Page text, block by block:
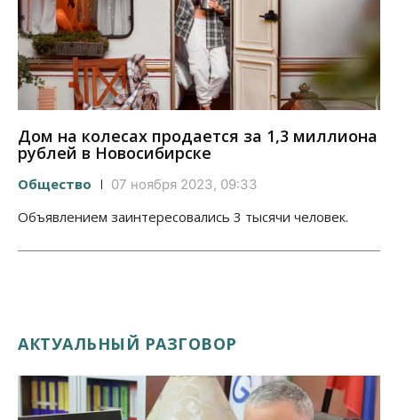
Дом на колесах продается за 1,3 миллиона
рублей в Новосибирске
Общество 07 ноября 2023, 09:33
Объявлением заинтересовались 3 тысячи человек.
АКТУАЛЬНЫЙ РАЗГОВОР